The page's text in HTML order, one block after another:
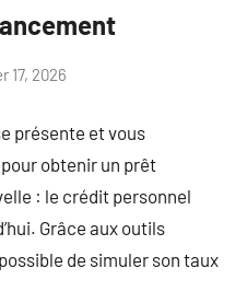
17, 2026
présente et vous
obtenir un prêt
: le crédit personnel
Grâce aux outils
de simuler son taux